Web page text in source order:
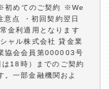
初めてのご契約 ※We
点 ・初回契約翌日
金利適用となります
ャル株式会社 貸金業
協会会員第000003号
18時）までのご契約
。一部金融機関およ